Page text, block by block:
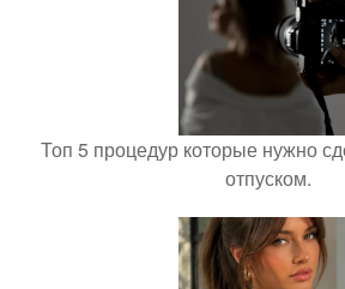
Топ 5 процедур которые нужно
отпуском.